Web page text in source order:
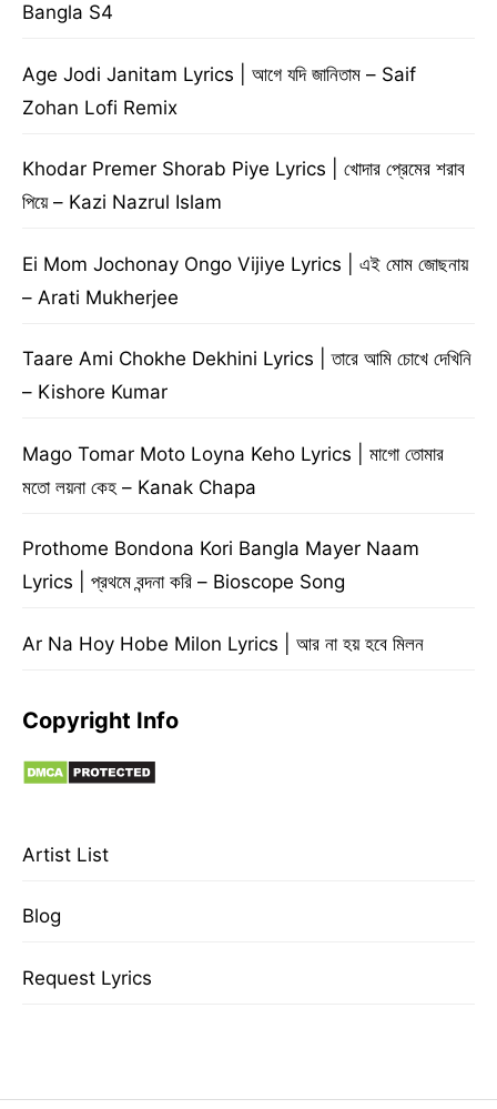
Bangla S4
Age Jodi Janitam Lyrics | আগে যদি জানিতাম – Saif
Zohan Lofi Remix
Khodar Premer Shorab Piye Lyrics | খোদার প্রেমের শরাব
পিয়ে – Kazi Nazrul Islam
Ei Mom Jochonay Ongo Vijiye Lyrics | এই মোম জোছনায়
– Arati Mukherjee
Taare Ami Chokhe Dekhini Lyrics | তারে আমি চোখে দেখিনি
– Kishore Kumar
Mago Tomar Moto Loyna Keho Lyrics | মাগো তোমার
মতো লয়না কেহ – Kanak Chapa
Prothome Bondona Kori Bangla Mayer Naam
Lyrics | প্রথমে বন্দনা করি – Bioscope Song
Ar Na Hoy Hobe Milon Lyrics | আর না হয় হবে মিলন
Copyright Info
Artist List
Blog
Request Lyrics